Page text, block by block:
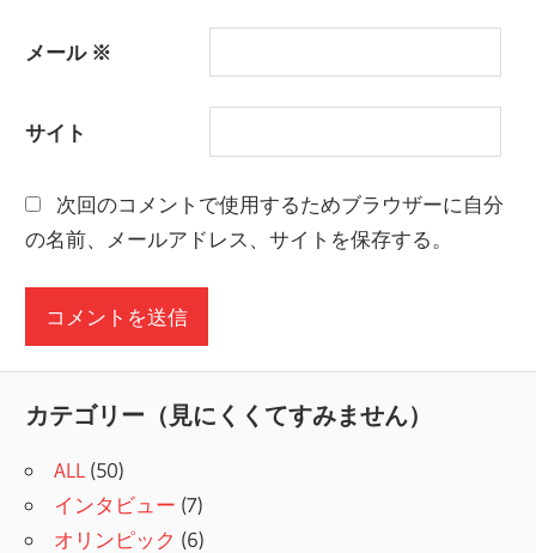
メール ※
サイト
次回のコメントで使用するためブラウザーに自分
の名前、メールアドレス、サイトを保存する。
カテゴリー（見にくくてすみません）
ALL (50)
インタビュー (7)
オリンピック (6)